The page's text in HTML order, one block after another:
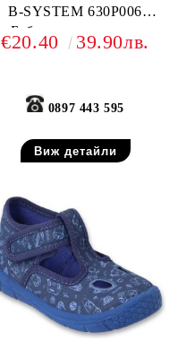
B-SYSTEM 630P006
Бебешки текстилни
обувки, Пъстър анимал
€20.40 39.90лв.
0897 443 595
Виж детайли